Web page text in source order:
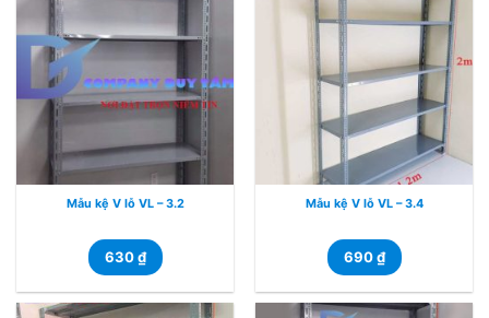
Mẫu kệ V lỗ VL – 3.2
630₫
Mẫu kệ V lỗ VL – 3.4
690₫